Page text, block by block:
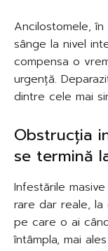
Ancilostomele,
sânge la nivel
compensa o
urgență.
dintre cele mai
Obstrucția
se termină
Infestările
rare dar reale, la
pe care o ai
întâmpla, mai